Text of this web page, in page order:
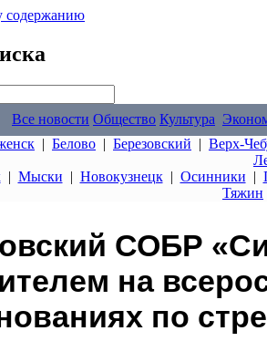
содержанию
Все новости Общество Культура
| Белово | Березовский | Верх-
| Мыски | Новокузнецк| Осинники |
Тяжин
СОБР
на
по